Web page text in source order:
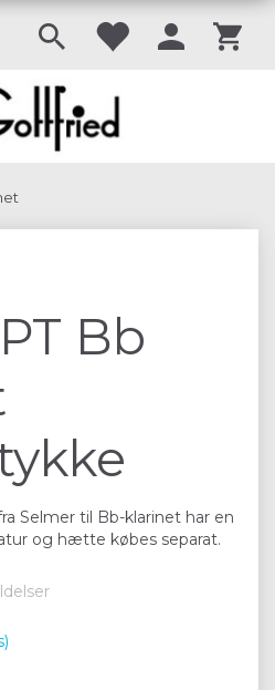
Bb
Selmer til Bb-klarinet har en
og hætte købes separat.